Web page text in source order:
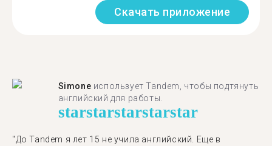
Скачать приложение
Simone использует Tandem, чтобы подтянуть
английский для работы.
starstarstarstarstar
"До Tandem я лет 15 не учила английский. Еще в